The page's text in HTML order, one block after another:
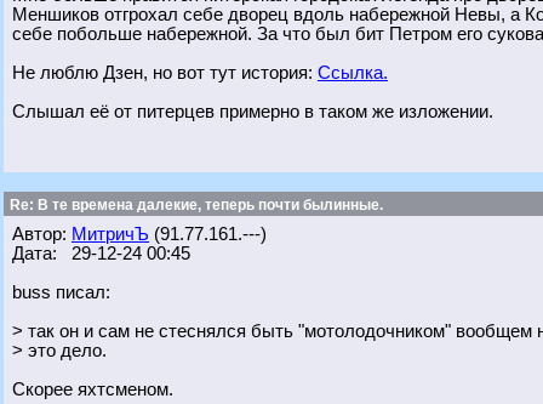
Меншиков отгрохал себе дворец вдоль набережной Невы, а
себе побольше набережной. За что был бит Петром его
Не люблю Дзен, но вот тут история: Ссылка.
Слышал её от питерцев примерно в таком же изложении.
Re: В те времена далекие, теперь почти былинные.
Автор: МитричЪ (91.77.161.---)
Дата: 29-12-24 00:45
buss писал:
> так он и сам не стеснялся быть "мотолодочником"
> это дело.
Скорее яхтсменом.